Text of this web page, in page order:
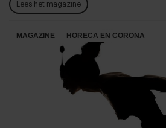
Lees het magazine
MAGAZINE HORECA EN CORONA